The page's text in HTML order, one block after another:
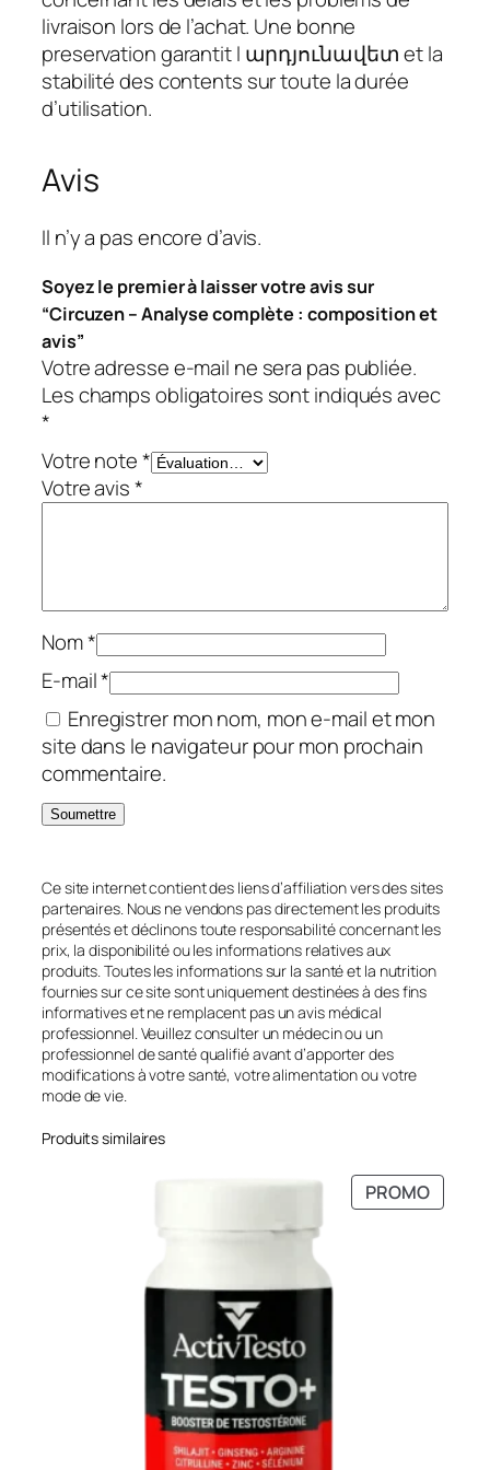
livraison lors de l’achat. Une bonne
preservation garantit l արդյունավետ et la
stabilité des contents sur toute la durée
d’utilisation.
Avis
Il n’y a pas encore d’avis.
Soyez le premier à laisser votre avis sur
“Circuzen – Analyse complète : composition et
avis”
Votre adresse e-mail ne sera pas publiée.
Les champs obligatoires sont indiqués avec
*
Votre note*
Votre avis*
Nom*
E-mail*
Enregistrer mon nom, mon e-mail et mon
site dans le navigateur pour mon prochain
commentaire.
Ce site internet contient des liens d’affiliation vers des sites
partenaires. Nous ne vendons pas directement les produits
présentés et déclinons toute responsabilité concernant les
prix, la disponibilité ou les informations relatives aux
produits. Toutes les informations sur la santé et la nutrition
fournies sur ce site sont uniquement destinées à des fins
informatives et ne remplacent pas un avis médical
professionnel. Veuillez consulter un médecin ou un
professionnel de santé qualifié avant d’apporter des
modifications à votre santé, votre alimentation ou votre
mode de vie.
Produits similaires
PROMO
EN